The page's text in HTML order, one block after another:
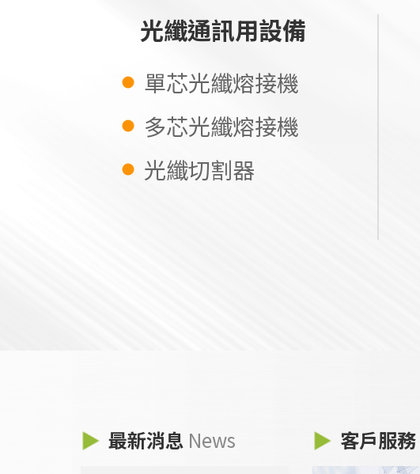
光纖通訊用設備
單芯光纖熔接機
多芯光纖熔接機
光纖切割器
最新消息 News 客戶服務